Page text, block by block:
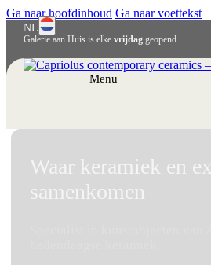
Ga naar hoofdinhoud Ga naar voettekst
Galerie aan Huis is elke vrijdaggeopend
NL
Deutsch
Menu
Waar keramiek en
samenkomen